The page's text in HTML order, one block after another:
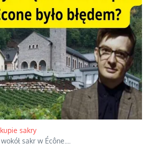
mitów historycznych
niepowtarzalnym i tłumaczenie,
po to, żeby później znowu jakiegoś
jest...